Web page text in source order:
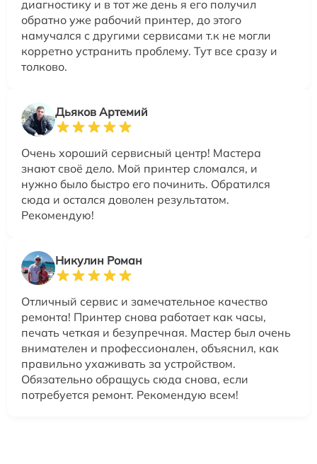
диагностику и в тот же день я его получил
обратно уже рабочий принтер, до этого
намучался с другими сервисами т.к не могли
корретно устранить проблему. Тут все сразу и
толково.
Дьяков Артемий
Очень хороший сервисный центр! Мастера
знают своё дело. Мой принтер сломался, и
нужно было быстро его починить. Обратился
сюда и остался доволен результатом.
Рекомендую!
Никулин Роман
Отличный сервис и замечательное качество
ремонта! Принтер снова работает как часы,
печать четкая и безупречная. Мастер был очень
внимателен и профессионален, объяснил, как
правильно ухаживать за устройством.
Обязательно обращусь сюда снова, если
потребуется ремонт. Рекомендую всем!